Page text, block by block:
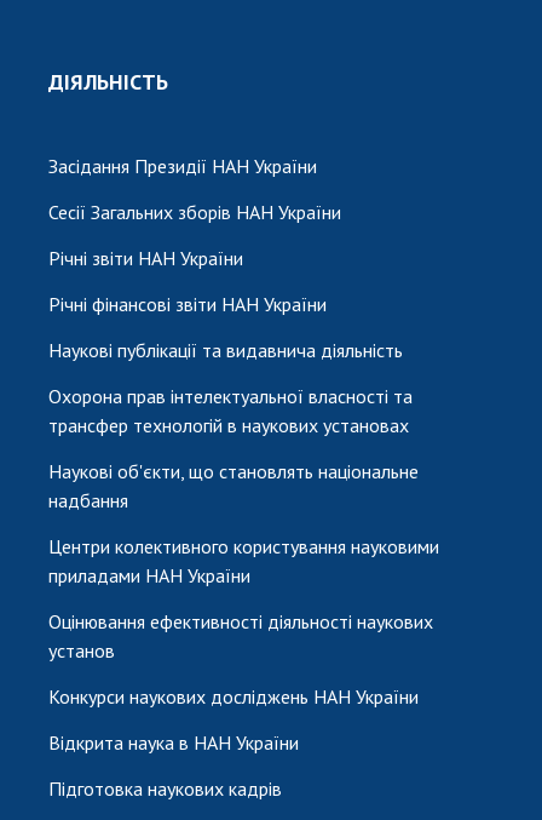
ДІЯЛЬНІСТЬ
Засідання Президії НАН України
Сесії Загальних зборів НАН України
Річні звіти НАН України
Річні фінансові звіти НАН України
Наукові публікації та видавнича діяльність
Охорона прав інтелектуальної власності та
трансфер технологій в наукових установах
Наукові об'єкти, що становлять національне
надбання
Центри колективного користування науковими
приладами НАН України
Оцінювання ефективності діяльності наукових
установ
Конкурси наукових досліджень НАН України
Відкрита наука в НАН України
Підготовка наукових кадрів